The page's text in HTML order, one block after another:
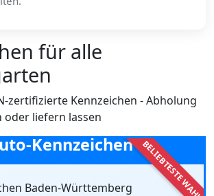
für alle
zertifizierte Kennzeichen - Abholung
oder liefern lassen
Kennzeichen